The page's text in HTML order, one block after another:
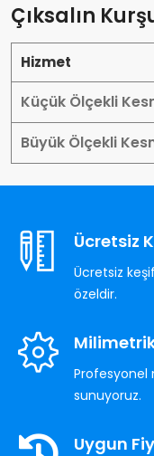
Çıksalın
Hizmet
Küçük Ölçekli
Büyük Ölçekli
Ücretsiz
Ücretsiz
özeldir.
Profesyonel
sunuyoruz.
Uygun